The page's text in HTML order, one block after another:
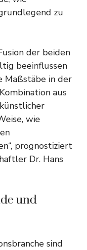
zu
der beiden
beeinflussen
Maßstäbe in der
aus
wie
prognostiziert
Dr. Hans
und
sind